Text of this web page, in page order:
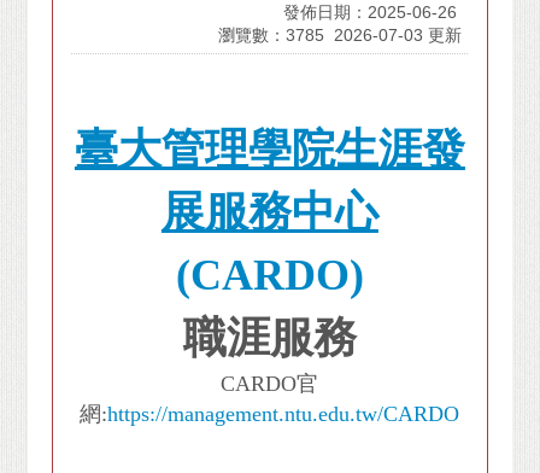
發佈日期：2025-06-26
瀏覽數：3785
2026-07-03 更新
臺大管理學院生涯發
展服務中心
(CARDO)
職涯服務
CARDO官
網:https://management.ntu.edu.tw/CARDO